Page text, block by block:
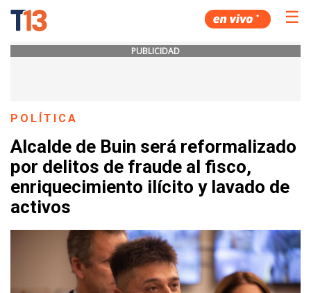
☰
PUBLICIDAD
POLÍTICA
Alcalde de Buin será reformalizado
por delitos de fraude al fisco,
enriquecimiento ilícito y lavado de
activos